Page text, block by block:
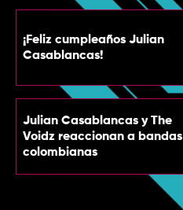
¡Feliz cumpleaños Julian
Casablancas!
Julian Casablancas y The
Voidz reaccionan a bandas
colombianas